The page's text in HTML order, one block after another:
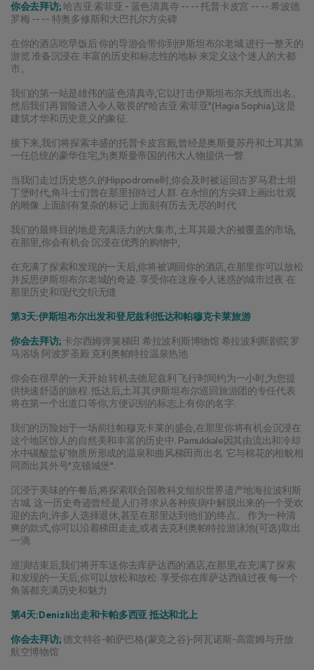
你会去拜访; 哈吉亚·索菲亚 - 蓝色清真寺 -- -- 托普卡皮宫 -- -- 希波德
罗梅 -- -- 特奥多修斯和大巴扎尔方尖碑
在你的酒店吃早饭后 你的导游会带你到伊斯坦布尔老城 进行一整天的
游览 准备沉浸在 丰富的历史和标志性的地标 来定义这个迷人的大都
市。
我们的第一站是雄伟的蓝色清真寺,它以打击伊斯坦布尔天线而出名。
然后我们再冒险进入令人敬畏的"哈吉亚·索菲亚"(Hagia Sophia),这是
建筑才华和历史意义的象征.
接下来,我们将探索丰盛的托普卡皮宫殿,曾经是奥斯曼苏丹和土耳其第
一任总统的豪华住宅,为奥斯曼帝国的伟大人物提供一瞥.
当我们走过历史悠久的Hippodrome时,你会及时被运回古罗马君士坦
丁堡时代,角斗士们曾在那里招待过人群. 在永恒的方尖碑上画出壮观
的雕像 上面刻有复杂的标记 上面刻有历去无尽的时代
我们的最终目的地是充满活力的大集市, 土耳其最大的被覆盖的市场,
在那里,你会有机会 沉浸在优秀的购物中,
在充满了探索和发现的一天后,你将被调回你的酒店,在那里你可以放松
并反思伊斯坦布尔老城的奇迹. 享受你在这座令人迷惑的城市过夜 在
那里历史和现代交织无缝
第3天:伊斯坦布尔出发和登尼兹利抵达和帕穆克卡莱旅游
你会去拜访; 卡尔西姆弹簧梯田 希拉波利斯博物馆 希拉波利斯剧院 罗
马浴场 阿波罗圣殿 克利奥帕特拉温泉热池
你会在很早的一天开始 转机去德尼兹利 飞行时间约为一小时,为您提
供快速舒适的旅程. 抵达后,土耳其伊斯坦布尔巡回旅游团的专任代表
将在第一个出道口等你,方便识别的标志上有你的名字.
我们的历险始于一场前往帕穆克卡莱的盛会,在那里你将有机会沉浸在
这个地区惊人的自然美和丰富的历史中. Pamukkale因其由流出和冷却
水中碳酸盐矿物质所形成的温泉和曲风梯田而出名. 它与棉花的相貌相
同而出其外号"克顿城堡".
沉浸于美味的午餐后,将探索联合国教科文组织世界遗产地海拉波利斯
古城. 这一历史奇迹曾经是人们寻求从各种疾病中解脱出来的一个受欢
迎的去向,许多人选择退休,甚至在那里达到他们的终点。 作为一种清
爽的款式,你可以沿着梯田走走,或者去克利奥帕特拉游泳池(可选)取出
一滴.
巡演结束后,我们将开车送你去库萨达西的酒店,在那里,在充满了探索
和发现的一天后,你可以放松和放松. 享受你在库萨达西镇过夜 每一个
角落都充满历史和魅力
第4天:Denizli出走和卡帕多西亚 抵达和北上
你会去拜访; 德文特谷-帕萨巴格(蒙克之谷)-阿瓦诺斯-高雷姆与开放
航空博物馆